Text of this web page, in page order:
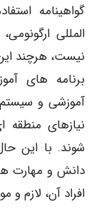
گواهینامه
المللی
نیست، هرچند این
برنامه های
آموزشی و سیستم
نیازهای
شوند. با این
دانش و مهارت
افراد آن، لازم و